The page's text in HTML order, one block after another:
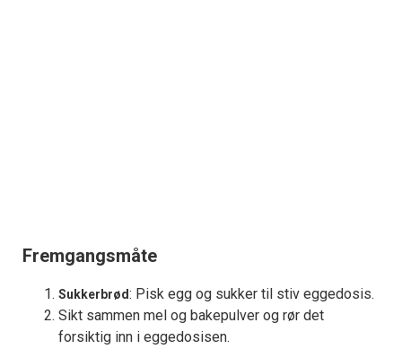
Fremgangsmåte
Sukkerbrød: Pisk egg og sukker til stiv eggedosis.
Sikt sammen mel og bakepulver og rør det
forsiktig inn i eggedosisen.